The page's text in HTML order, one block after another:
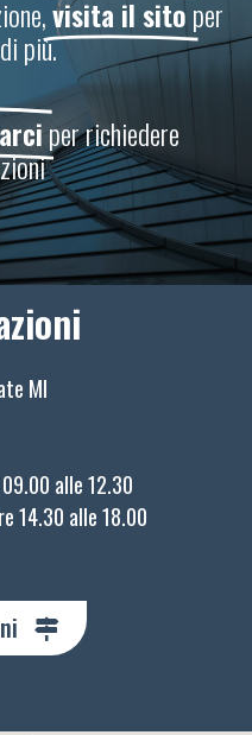
visita il sitoper
più.
per richiedere
MI
alle 12.30
14.30 alle 18.00